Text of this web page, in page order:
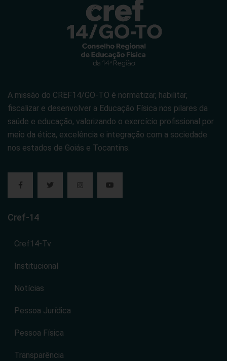
A missão do CREF14/GO-TO é normatizar, habilitar,
fiscalizar e desenvolver a Educação Física nos pilares da
saúde e educação, valorizando o exercício profissional por
meio da ética, excelência e integração com a sociedade
nos estados de Goiás e Tocantins.
Cref-14
Cref14-Tv
Institucional
Notícias
Pessoa Jurídica
Pessoa Física
Transparência